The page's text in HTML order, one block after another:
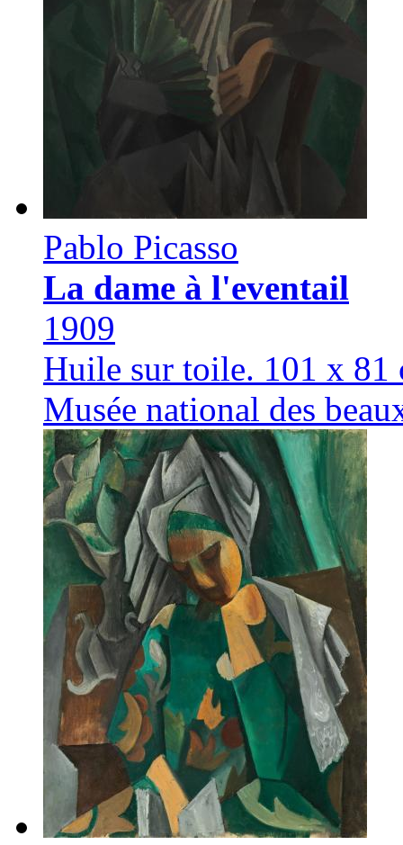
Pablo Picasso
La dame à l'eventail
1909
Huile sur toile. 101 x 81
Musée national des